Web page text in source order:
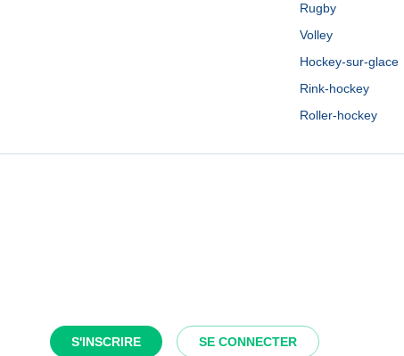
S'INSCRIRE SE CONNECTER
Rugby
Volley
Hockey-sur-glace
Rink-hockey
Roller-hockey